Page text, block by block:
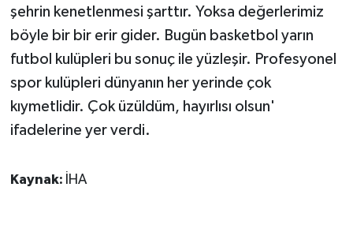
şehrin kenetlenmesi şarttır. Yoksa değerlerimiz
böyle bir bir erir gider. Bugün basketbol yarın
futbol kulüpleri bu sonuç ile yüzleşir. Profesyonel
spor kulüpleri dünyanın her yerinde çok
kıymetlidir. Çok üzüldüm, hayırlısı olsun'
ifadelerine yer verdi.
Kaynak: İHA
SPOR HABERLERİ
Turizm